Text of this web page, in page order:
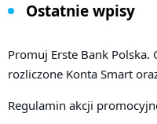
Ostatnie wpisy
Promuj Erste Bank Polska.
rozliczone Konta Smart
Regulamin akcji